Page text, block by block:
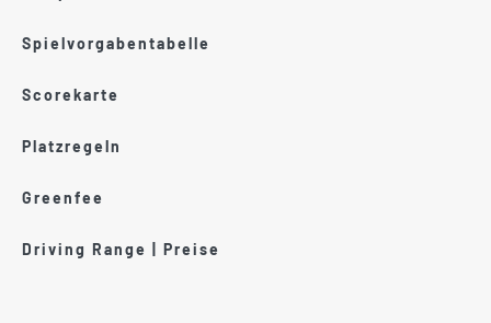
Spielvorgabentabelle
Scorekarte
Platzregeln
Greenfee
Driving Range | Preise